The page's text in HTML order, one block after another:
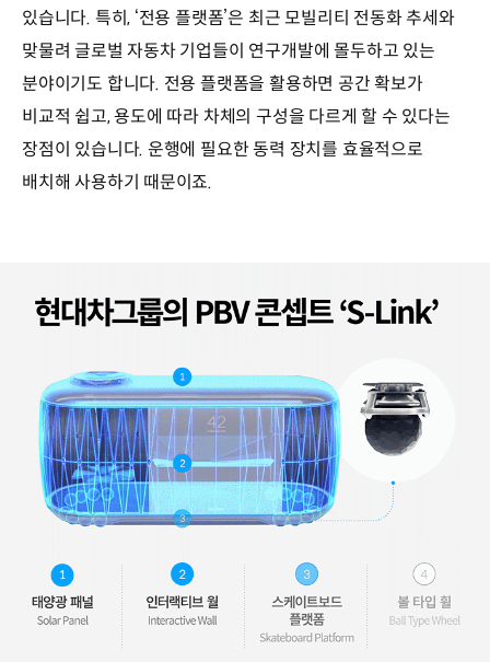
있습니다. 특히, ‘전용 플랫폼’은 최근 모빌리티 전동화 추세와
맞물려 글로벌 자동차 기업들이 연구개발에 몰두하고 있는
분야이기도 합니다. 전용 플랫폼을 활용하면 공간 확보가
비교적 쉽고, 용도에 따라 차체의 구성을 다르게 할 수 있다는
장점이 있습니다. 운행에 필요한 동력 장치를 효율적으로
배치해 사용하기 때문이죠.